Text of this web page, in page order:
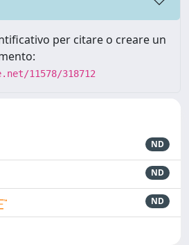
per citare o creare un
11578/318712
ND
ND
ND